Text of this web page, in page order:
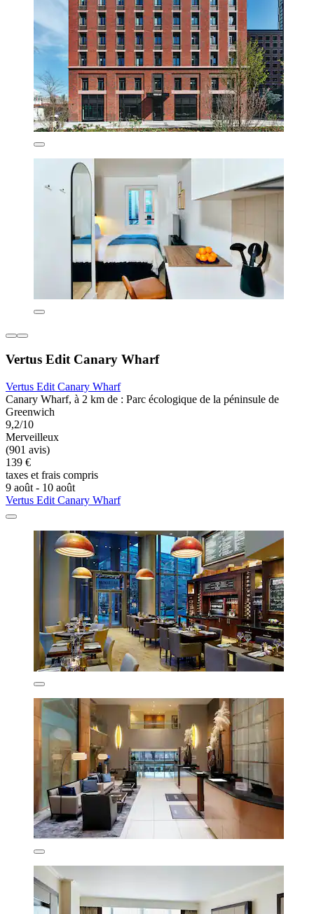
Vertus Edit Canary Wharf
Vertus Edit Canary Wharf
Canary Wharf, à 2 km de : Parc écologique de la péninsule de
Greenwich
9,2/10
Merveilleux
(901 avis)
139 €
taxes et frais compris
9 août - 10 août
Vertus Edit Canary Wharf